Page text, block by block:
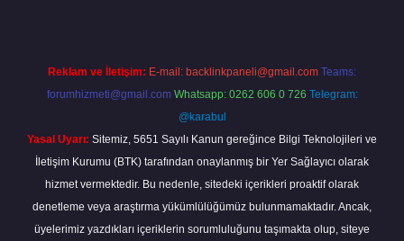
Reklam ve İletişim: E-mail: backlinkpaneli@gmail.com Teams:
forumhizmeti@gmail.com Whatsapp: 0262 606 0 726 Telegram:
@karabul
Yasal Uyarı: Sitemiz, 5651 Sayılı Kanun gereğince Bilgi Teknolojileri ve
İletişim Kurumu (BTK) tarafından onaylanmış bir Yer Sağlayıcı olarak
hizmet vermektedir. Bu nedenle, sitedeki içerikleri proaktif olarak
denetleme veya araştırma yükümlülüğümüz bulunmamaktadır. Ancak,
üyelerimiz yazdıkları içeriklerin sorumluluğunu taşımakta olup, siteye